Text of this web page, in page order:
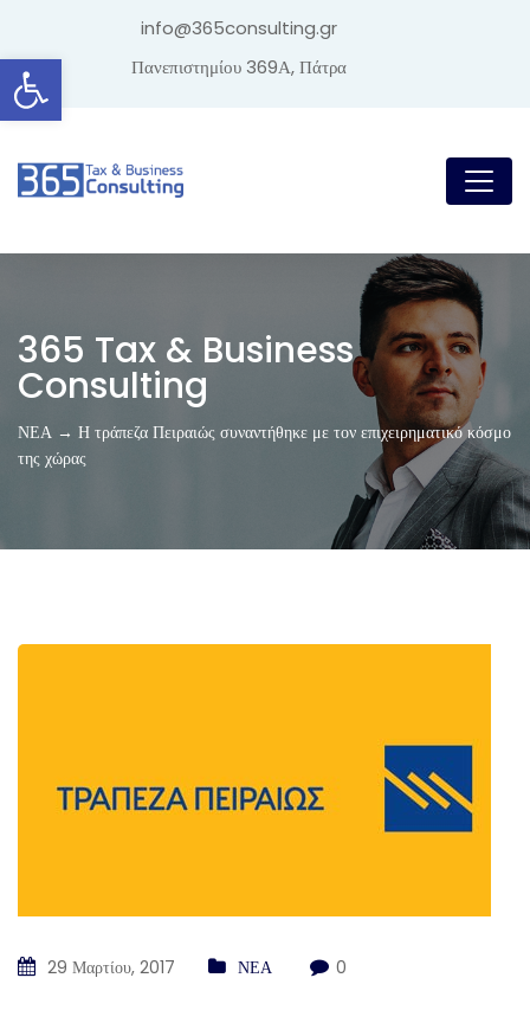
Ανοίξτε τη γραμμή εργαλείων
info@365consulting.gr
Πανεπιστημίου 369Α, Πάτρα
365 Tax & Business
Consulting
ΝΕΑ → Η τράπεζα Πειραιώς συναντήθηκε με τον επιχειρηματικό κόσμο
της χώρας
29 Μαρτίου, 2017 ΝΕΑ 0